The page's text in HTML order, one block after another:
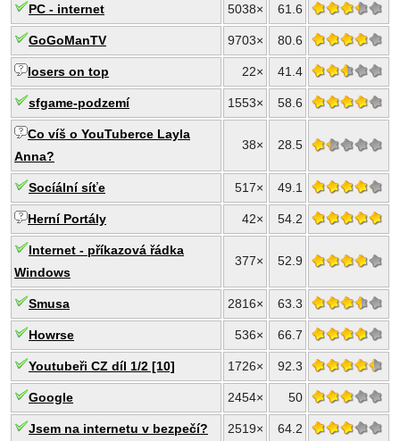
PC - internet 5038× 61.6
GoGoManTV 9703× 80.6
losers on top 22× 41.4
sfgame-podzemí 1553× 58.6
Co víš o YouTuberce Layla
Anna?
38× 28.5
Socíální síťe 517× 49.1
Herní Portály 42× 54.2
Internet - příkazová řádka
Windows
377× 52.9
Smusa 2816× 63.3
Howrse 536× 66.7
Youtubeři CZ díl 1/2 [10] 1726× 92.3
Google 2454× 50
Jsem na internetu v bezpečí? 2519× 64.2